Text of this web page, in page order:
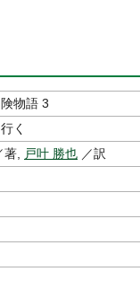
物語 3
く
著, 戸叶 勝也 ／訳